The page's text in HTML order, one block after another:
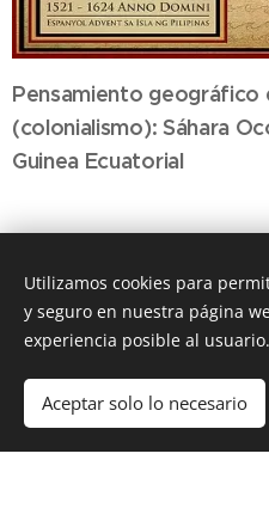
Pensamiento geográfico
(colonialismo): Sáhara
Guinea Ecuatorial
Dpto. de Geografía,
28049,
Creado con
¡Crea tu página web
Utilizamos cookies para
y seguro en nuestra página
experiencia posible al usuario.
Aceptar solo lo necesario